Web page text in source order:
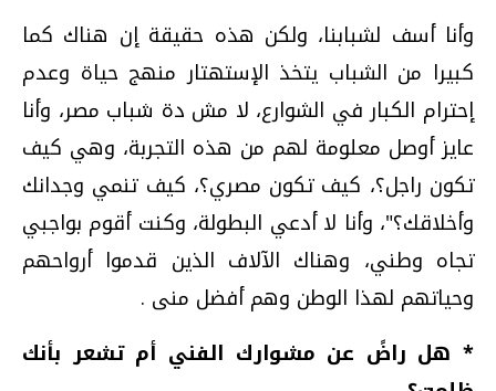
وأنا أسف لشبابنا، ولكن هذه حقيقة إن هناك كما
كبيرا من الشباب يتخذ الإستهتار منهج حياة وعدم
إحترام الكبار في الشوارع، لا مش دة شباب مصر، وأنا
عايز أوصل معلومة لهم من هذه التجربة، وهي كيف
تكون راجل؟، كيف تكون مصري؟، كيف تنمي وجدانك
وأخلاقك؟"، وأنا لا أدعي البطولة، وكنت أقوم بواجبي
تجاه وطني، وهناك الآلاف الذين قدموا أرواحهم
وحياتهم لهذا الوطن وهم أفضل منى .
* هل راضً عن مشوارك الفني أم تشعر بأنك